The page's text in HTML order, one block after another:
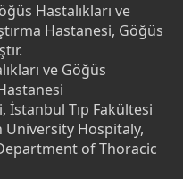
Hastalıkları ve
Hastanesi, Göğüs
ve Göğüs
Tıp Fakültesi
University Hospitaly,
of Thoracic